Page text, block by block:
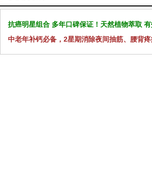
抗癌明星组合 多年口碑保证！天然植物萃取
中老年补钙必备，2星期消除夜间抽筋、腰背